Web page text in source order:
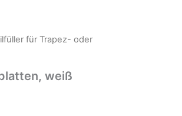
für Trapez- oder
weiß